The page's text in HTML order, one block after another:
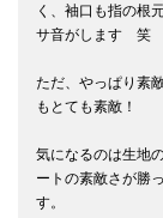
く、袖口も指の根
サ音がします　笑
ただ、やっぱり素
もとても素敵！
気になるのは生地
ートの素敵さが勝
す。